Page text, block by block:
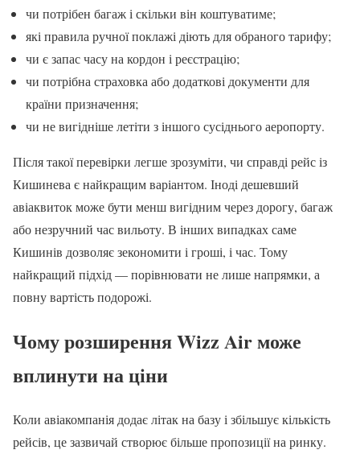
чи потрібен багаж і скільки він коштуватиме;
які правила ручної поклажі діють для обраного тарифу;
чи є запас часу на кордон і реєстрацію;
чи потрібна страховка або додаткові документи для
країни призначення;
чи не вигідніше летіти з іншого сусіднього аеропорту.
Після такої перевірки легше зрозуміти, чи справді рейс із
Кишинева є найкращим варіантом. Іноді дешевший
авіаквиток може бути менш вигідним через дорогу, багаж
або незручний час вильоту. В інших випадках саме
Кишинів дозволяє зекономити і гроші, і час. Тому
найкращий підхід — порівнювати не лише напрямки, а
повну вартість подорожі.
Чому розширення Wizz Air може
вплинути на ціни
Коли авіакомпанія додає літак на базу і збільшує кількість
рейсів, це зазвичай створює більше пропозиції на ринку.